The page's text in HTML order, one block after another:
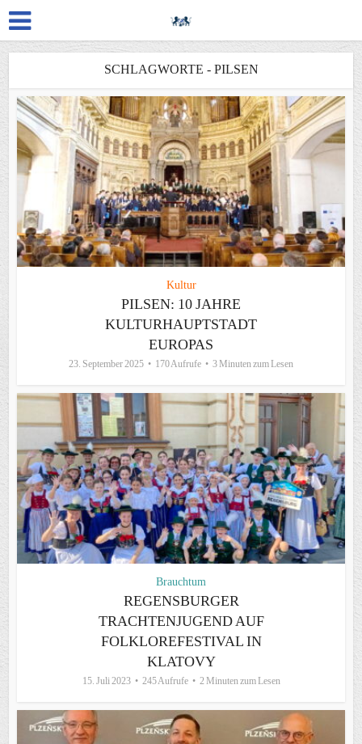
SCHLAGWORTE - PILSEN
Kultur
PILSEN: 10 JAHRE
KULTURHAUPTSTADT
EUROPAS
23. September 2025 170 Aufrufe 3 Minuten zum Lesen
Brauchtum
REGENSBURGER
TRACHTENJUGEND AUF
FOLKLOREFESTIVAL IN
KLATOVY
15. Juli 2023 245 Aufrufe 2 Minuten zum Lesen